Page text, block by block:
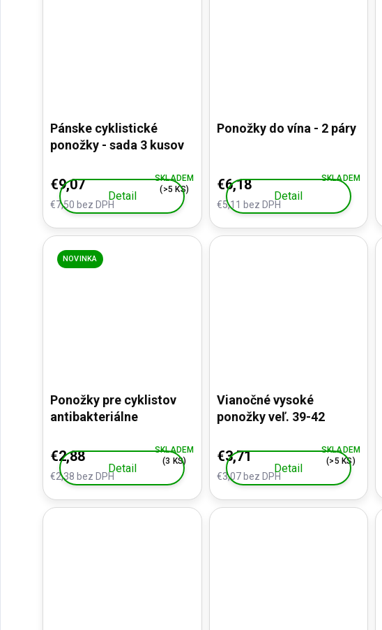
Pánske cyklistické
ponožky - sada 3 kusov
€7,50 bez DPH
€9,07
SKLADEM
(>5 KS)
Detail
Ponožky do vína - 2 páry
€5,11 bez DPH
€6,18 SKLADEM
Detail
NOVINKA
Ponožky pre cyklistov
antibakteriálne
€2,38 bez DPH
€2,88
SKLADEM
(3 KS)
Detail
Vianočné vysoké
ponožky veľ. 39-42
€3,07 bez DPH
€3,71
SKLADEM
(>5 KS)
Detail